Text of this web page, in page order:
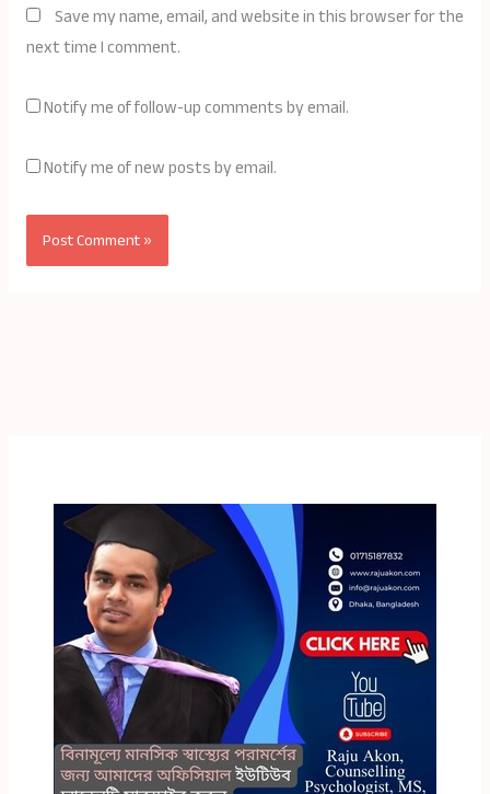
Save my name, email, and website in this browser for the
next time I comment.
Notify me of follow-up comments by email.
Notify me of new posts by email.